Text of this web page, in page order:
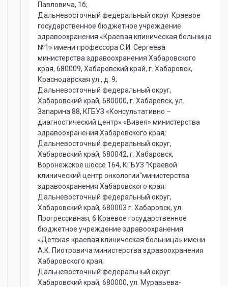
Павловича, 1б;
Дальневосточный федеральный округ Краевое
государственное бюджетное учреждение
здравоохранения «Краевая клиническая больница
№1» имени профессора С.И. Сергеева
министерства здравоохранения Хабаровского
края, 680009, Хабаровский край, г. Хабаровск,
Краснодарская ул., д. 9;
Дальневосточный федеральный округ,
Хабаровский край, 680000, г. Хабаровск, ул.
Запарина 88, КГБУЗ «Консультативно –
диагностический центр» «Вивея» министерства
здравоохранения Хабаровского края;
Дальневосточный федеральный округ,
Хабаровский край, 680042, г. Хабаровск,
Воронежское шоссе 164, КГБУЗ "Краевой
клинический центр онкологии"министерства
здравоохранения Хабаровского края;
Дальневосточный федеральный округ,
Хабаровский край, 680003 г. Хабаровск, ул.
Прогрессивная, 6 Краевое государственное
бюджетное учреждение здравоохранения
«Детская краевая клиническая больница» имени
А.К. Пиотровича министерства здравоохранения
Хабаровского края;
Дальневосточный федеральный округ.
Хабаровский край, 680000, ул. Муравьева-